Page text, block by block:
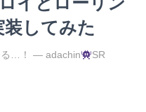
してみた
る…！ — adachin
SR